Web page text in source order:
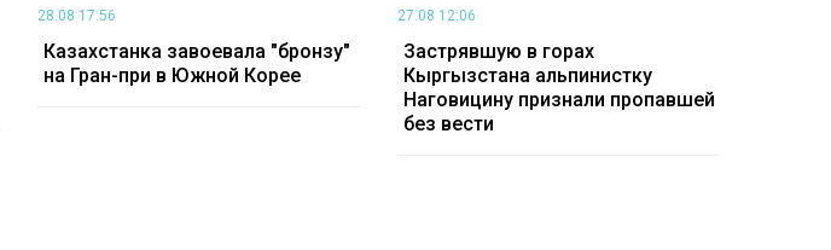
28.08 17:56
Казахстанка завоевала "бронзу"
на Гран-при в Южной Корее
27.08 12:06
Застрявшую в горах
Кыргызстана альпинистку
Наговицину признали пропавшей
без вести